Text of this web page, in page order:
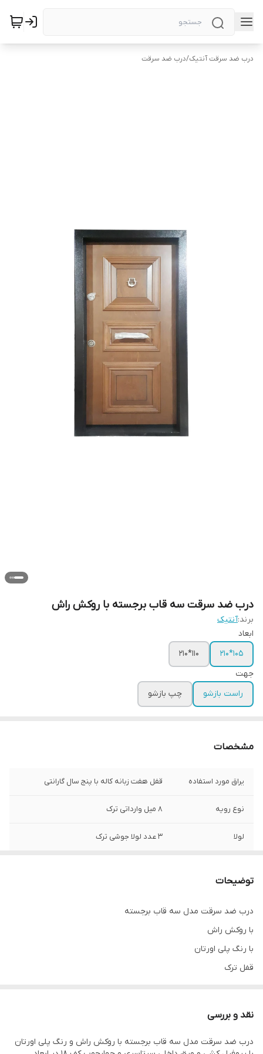
درب ضد سرقت آنتیک/درب ضد سرقت
درب ضد سرقت سه قاب برجسته با روکش راش
برند:آنتیک
ابعاد
105*210
110*210
جهت
راست بازشو
چپ بازشو
مشخصات
یراق مورد استفاده قفل هفت زبانه کاله با پنج سال گارانتی
نوع رویه 8 میل وارداتی ترک
لولا 3 عدد لولا جوشی ترک
دو لنگه
ابعاد سفارشی
قابلیت انتخاب
خاص
توضیحات
درب ضد سرقت مدل سه قاب برجسته
با روکش راش
با رنگ پلی اورتان
قفل ترک
نقد و بررسی
درب ضد سرقت مدل سه قاب برجسته با روکش راش و رنگ پلی اورتان